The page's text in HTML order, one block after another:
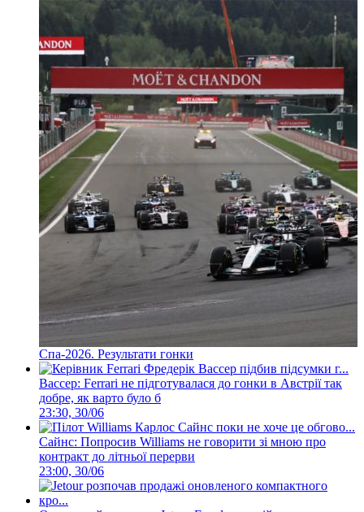
Спа-2026. Результати гонки
Вассер: Ferrari не підготувалася до гонки в Австрії так
добре, як варто було б
23:30, 30/06
Сайнс: Попросив Williams не говорити зі мною про
контракт до літньої перерви
23:00, 30/06